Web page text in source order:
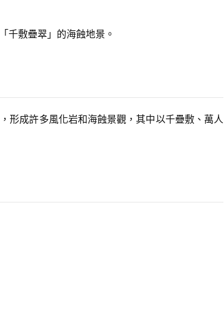
千敷疊翠」的海蝕地景。
形成許多風化岩和海蝕景觀，其中以千疊敷、萬人